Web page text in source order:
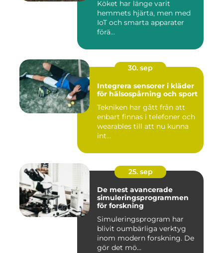
Köket har länge varit
hemmets hjärta, men med
IoT och smarta apparater
förä...
30. sep
Integrera sensorer i kläder
för hälsospårning och sport
Tekniken har gått från att
enbart finnas i telefoner och
wearables till att nu kunna
int...
25. sep
De mest avancerade
simuleringsprogrammen
för forskning
Simuleringsprogram har
blivit oumbärliga verktyg
inom modern forskning. De
gör det mö...